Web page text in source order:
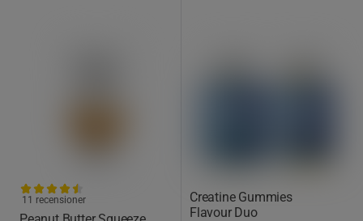
11 recensioner
Creatine Gummies
Flavour Duo